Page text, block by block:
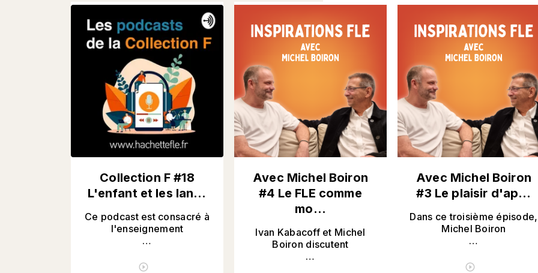
Collection F #18
L'enfant et les lan…
Ce podcast est consacré à
l'enseignement
…
play_circle_outline
Avec Michel Boiron
#4 Le FLE comme
mo…
Ivan Kabacoff et Michel
Boiron discutent
…
Avec Michel Boiron
#3 Le plaisir d'ap…
Dans ce troisième épisode,
Michel Boiron
…
play_circle_outline